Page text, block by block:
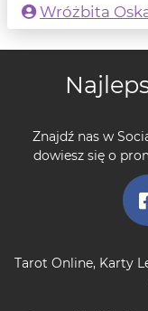
Wróżbita
Znajdź nas w
dowiesz się o
Tarot Online, Karty